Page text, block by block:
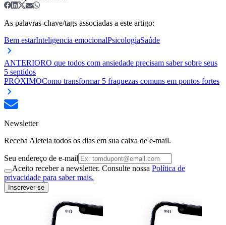
As palavras-chave/tags associadas a este artigo:
Bem estarInteligencia emocionalPsicologiaSaúde
ANTERIORO que todos com ansiedade precisam saber sobre seus
5 sentidos
PRÓXIMOComo transformar 5 fraquezas comuns em pontos fortes
Newsletter
Receba Aleteia todos os dias em sua caixa de e-mail.
Seu endereço de e-mail
Aceito receber a newsletter. Consulte nossa Política de
privacidade para saber mais.
Inscrever-se